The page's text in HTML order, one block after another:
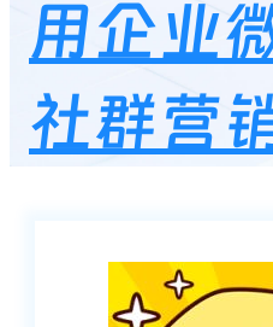
用企业
社群营